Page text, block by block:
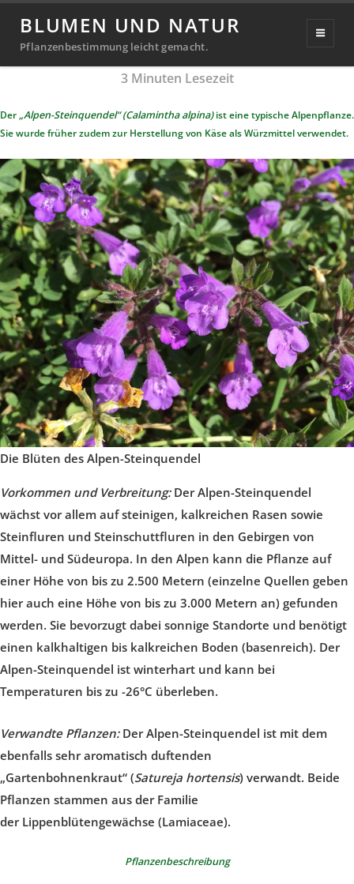
BLUMEN UND NATUR
Pflanzenbestimmung leicht gemacht.
Alpen-Steinquendel
Veröffentlicht
am
15. Oktober 20196. November 2024
von
Michael
Richter
3Minuten Lesezeit
Der „Alpen-Steinquendel“ (Calamintha alpina)ist eine typische Alpenpflanze.
Sie wurde früher zudem zur Herstellung von Käse als Würzmittel verwendet.
Die Blüten des Alpen-Steinquendel
Vorkommen und Verbreitung:Der Alpen-Steinquendel
wächst vor allem auf steinigen, kalkreichen Rasen sowie
Steinfluren und Steinschuttfluren in den Gebirgen von
Mittel- und Südeuropa. In den Alpen kann die Pflanze auf
einer Höhe von bis zu 2.500 Metern (einzelne Quellen geben
hier auch eine Höhe von bis zu 3.000 Metern an) gefunden
werden. Sie bevorzugt dabei sonnige Standorte und benötigt
einen kalkhaltigen bis kalkreichen Boden (basenreich). Der
Alpen-Steinquendel ist winterhart und kann bei
Temperaturen bis zu -26°C überleben.
Verwandte Pflanzen: Der Alpen-Steinquendel ist mit dem
ebenfalls sehr aromatisch duftenden
„Gartenbohnenkraut“ (Satureja hortensis) verwandt. Beide
Pflanzen stammen aus der Familie
der Lippenblütengewächse (Lamiaceae).
Pflanzenbeschreibung